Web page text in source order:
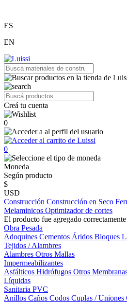
ES
EN
Creá tu cuenta
0
0
Moneda
Según producto
$
USD
Construcción Construcción en Seco
Melaminicos Optimizador de cortes
El producto fue agregado correctamente
Obra Pesada
Adoquines Cementos Áridos Bloques
Tejidos / Alambres
Alambres Otros Mallas
Impermeabilizantes
Asfálticos Hidrófugos Otros
Líquidas
Sanitaria PVC
Anillos Caños Codos Cuplas / Uniones